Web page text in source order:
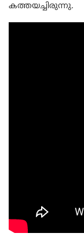
കത്തയച്ചിരുന്നു.